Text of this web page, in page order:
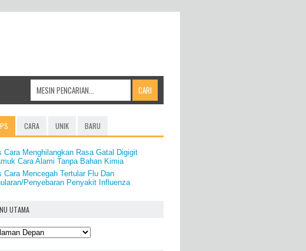
CARA UNIK BARU
Cara Menghilangkan Rasa Gatal Digigit
Cara Alami Tanpa Bahan Kimia
Cara Mencegah Tertular Flu Dan
Penyebaran Penyakit Influenza
UTAMA